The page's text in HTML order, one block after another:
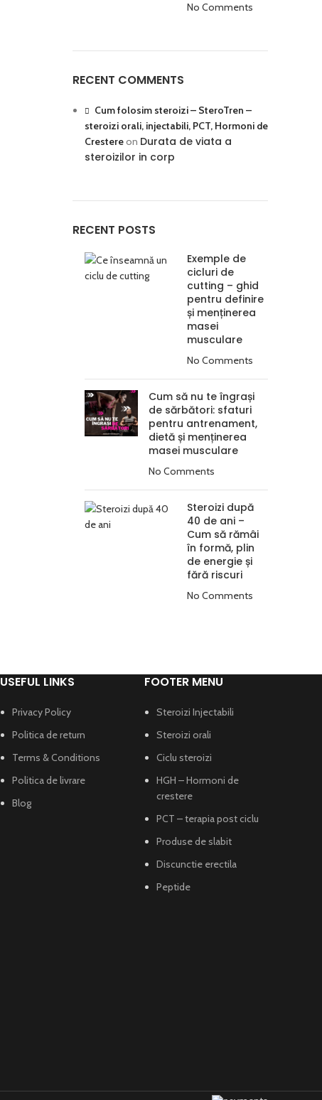
No Comments
RECENT COMMENTS
Cum folosim steroizi – SteroTren –
steroizi orali, injectabili, PCT, Hormoni de
Crestereon Durata de viata a
steroizilor in corp
RECENT POSTS
Exemple de
cicluri de
cutting – ghid
pentru definire
și menținerea
masei
musculare
No Comments
Cum să nu te îngrași
de sărbători: sfaturi
pentru antrenament,
dietă și menținerea
masei musculare
No Comments
Steroizi după
40 de ani –
Cum să rămâi
în formă, plin
de energie și
fără riscuri
No Comments
USEFUL LINKS
Privacy Policy
Politica de return
Terms & Conditions
Politica de livrare
Blog
FOOTER MENU
Steroizi Injectabili
Steroizi orali
Ciclu steroizi
HGH – Hormoni de
crestere
PCT – terapia post ciclu
Produse de slabit
Discunctie erectila
Peptide